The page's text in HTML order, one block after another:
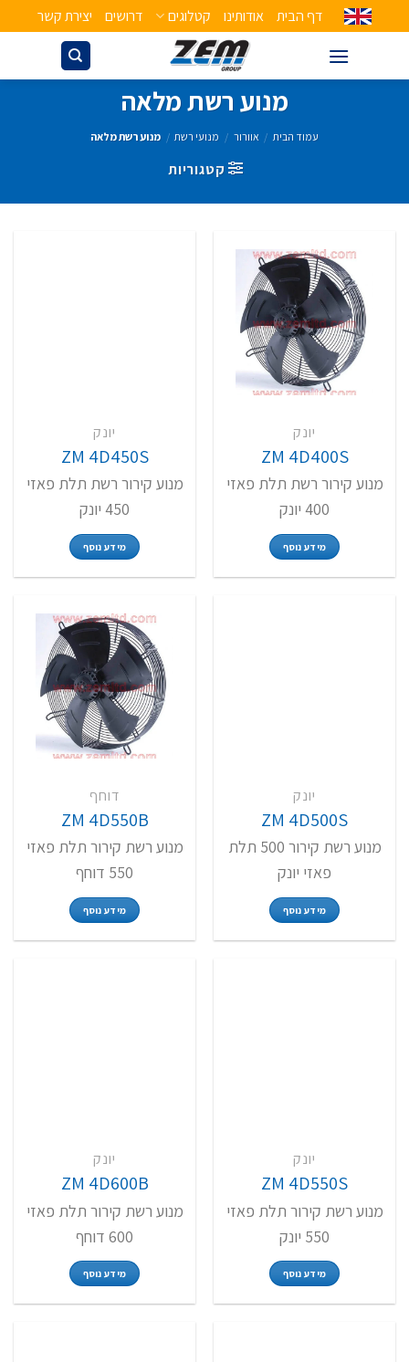
דף הבית אודותינו קטלוגים דרושים יצירת קשר
מנוע רשת מלאה
עמוד הבית / אוורור / מנועי רשת / מנוע רשת מלאה
קטגוריות
יונק
ZM 4D400S
מנוע קירור רשת תלת פאזי
400 יונק
מידע נוסף
יונק
ZM 4D450S
מנוע קירור רשת תלת פאזי
450 יונק
מידע נוסף
יונק
ZM 4D500S
מנוע רשת קירור 500 תלת
פאזי יונק
מידע נוסף
דוחף
ZM 4D550B
מנוע רשת קירור תלת פאזי
550 דוחף
מידע נוסף
יונק
ZM 4D550S
מנוע רשת קירור תלת פאזי
550 יונק
מידע נוסף
יונק
ZM 4D600B
מנוע רשת קירור תלת פאזי
600 דוחף
מידע נוסף